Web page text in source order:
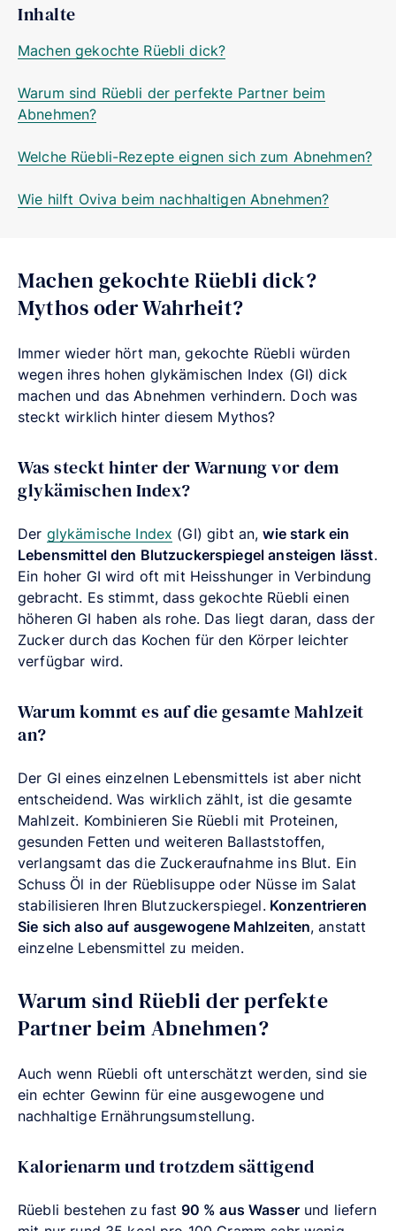
Inhalte
Machen gekochte Rüebli dick?
Warum sind Rüebli der perfekte Partner beim
Abnehmen?
Welche Rüebli-Rezepte eignen sich zum Abnehmen?
Wie hilft Oviva beim nachhaltigen Abnehmen?
Machen gekochte Rüebli dick?
Mythos oder Wahrheit?
Immer wieder hört man, gekochte Rüebli würden
wegen ihres hohen glykämischen Index (GI) dick
machen und das Abnehmen verhindern. Doch was
steckt wirklich hinter diesem Mythos?
Was steckt hinter der Warnung vor dem
glykämischen Index?
Der glykämische Index (GI) gibt an,wie stark ein
Lebensmittel den Blutzuckerspiegel ansteigen lässt.
Ein hoher GI wird oft mit Heisshunger in Verbindung
gebracht. Es stimmt, dass gekochte Rüebli einen
höheren GI haben als rohe. Das liegt daran, dass der
Zucker durch das Kochen für den Körper leichter
verfügbar wird.
Warum kommt es auf die gesamte Mahlzeit
an?
Der GI eines einzelnen Lebensmittels ist aber nicht
entscheidend. Was wirklich zählt, ist die gesamte
Mahlzeit. Kombinieren Sie Rüebli mit Proteinen,
gesunden Fetten und weiteren Ballaststoffen,
verlangsamt das die Zuckeraufnahme ins Blut. Ein
Schuss Öl in der Rüeblisuppe oder Nüsse im Salat
stabilisieren Ihren Blutzuckerspiegel. Konzentrieren
Sie sich also auf ausgewogene Mahlzeiten, anstatt
einzelne Lebensmittel zu meiden.
Warum sind Rüebli der perfekte
Partner beim Abnehmen?
Auch wenn Rüebli oft unterschätzt werden, sind sie
ein echter Gewinn für eine ausgewogene und
nachhaltige Ernährungsumstellung.
Kalorienarm und trotzdem sättigend
Rüebli bestehen zu fast 90 % aus Wasserund liefern